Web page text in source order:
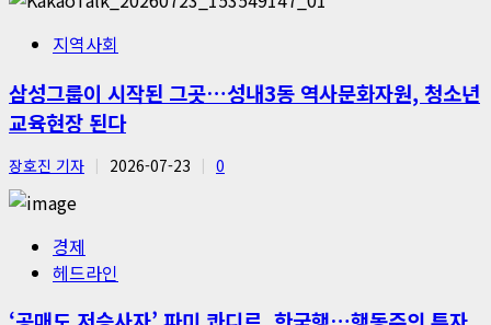
지역사회
삼성그룹이 시작된 그곳…성내3동 역사문화자원, 청소년
교육현장 된다
장호진 기자 2026-07-23 0
경제
헤드라인